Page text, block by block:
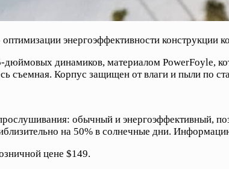
энергоэффективности конструкции
динамиков, материалом PowerFoyle,
съемная. Корпус защищен от влаги и пыли по
обычный и энергоэффективный,
на 50% в солнечные дни.
цене $149.